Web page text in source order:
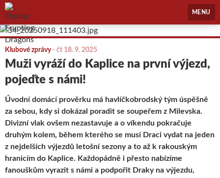
Florbal Erupting Dragons
MENU
Klubové zprávy- čt 18. 9. 2025
Muži vyráží do Kaplice na první výjezd,
pojeďte s námi!
Úvodní domácí prověrku má havlíčkobrodský tým úspěšně
za sebou, kdy si dokázal poradit se soupeřem z Milevska.
Divizní vlak ovšem nezastavuje a o víkendu pokračuje
druhým kolem, během kterého se musí Draci vydat na jeden
z nejdelších výjezdů letošní sezony a to až k rakouským
hranicím do Kaplice. Každopádně i přesto nabízíme
fanouškům vyrazit s námi a podpořit Draky na výjezdu,